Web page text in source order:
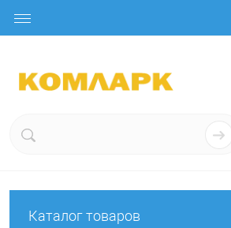
Каталог товаров